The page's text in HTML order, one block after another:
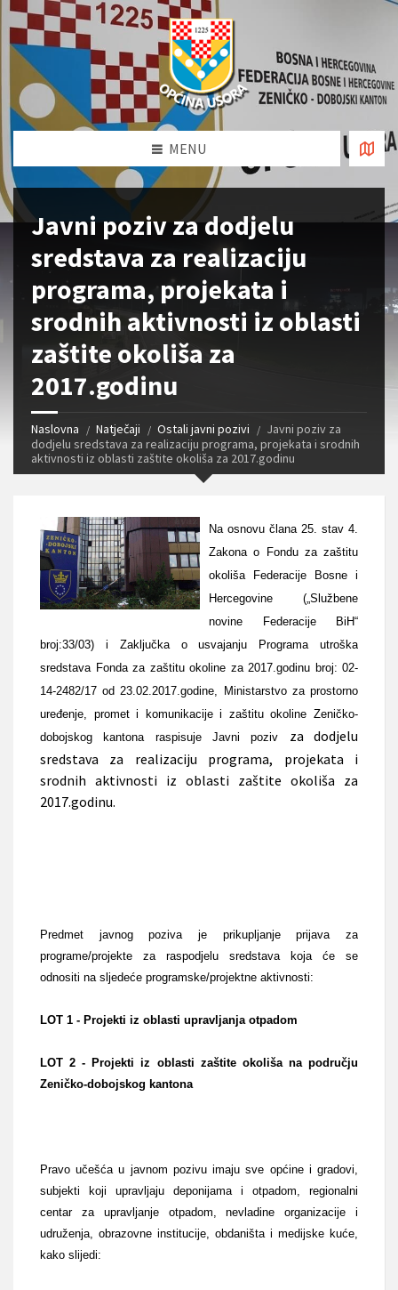
MENU
Javni poziv za dodjelu
sredstava za realizaciju
programa, projekata i
srodnih aktivnosti iz oblasti
zaštite okoliša za
2017.godinu
Naslovna Natječaji Ostali javni pozivi
Javni poziv za
dodjelu sredstava za realizaciju programa, projekata i srodnih
aktivnosti iz oblasti zaštite okoliša za 2017.godinu
Na osnovu člana 25. stav 4.
Zakona o Fondu za zaštitu
okoliša Federacije Bosne i
Hercegovine („Službene
novine Federacije BiH“
broj:33/03) i Zaključka o usvajanju Programa utroška
sredstava Fonda za zaštitu okoline za 2017.godinu broj: 02-
14-2482/17 od 23.02.2017.godine, Ministarstvo za prostorno
uređenje, promet i komunikacije i zaštitu okoline Zeničko-
dobojskog kantona raspisuje Javni poziv za dodjelu
sredstava za realizaciju programa, projekata i
srodnih aktivnosti iz oblasti zaštite okoliša za
2017.godinu.
Predmet javnog poziva je prikupljanje prijava za
programe/projekte za raspodjelu sredstava koja će se
odnositi na sljedeće programske/projektne aktivnosti:
LOT 1 - Projekti iz oblasti upravljanja otpadom
LOT 2 - Projekti iz oblasti zaštite okoliša na području
Zeničko-dobojskog kantona
Pravo učešća u javnom pozivu imaju sve općine i gradovi,
subjekti koji upravljaju deponijama i otpadom, regionalni
centar za upravljanje otpadom, nevladine organizacije i
udruženja, obrazovne institucije, obdaništa i medijske kuće,
kako slijedi: